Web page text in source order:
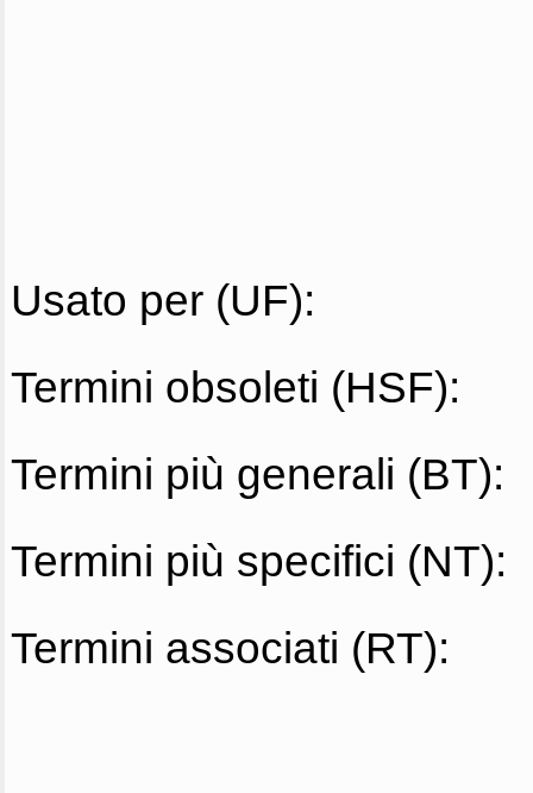
Usato per (UF):
Termini obsoleti (HSF):
Termini più generali (BT):
Termini più specifici (NT):
Termini associati (RT):